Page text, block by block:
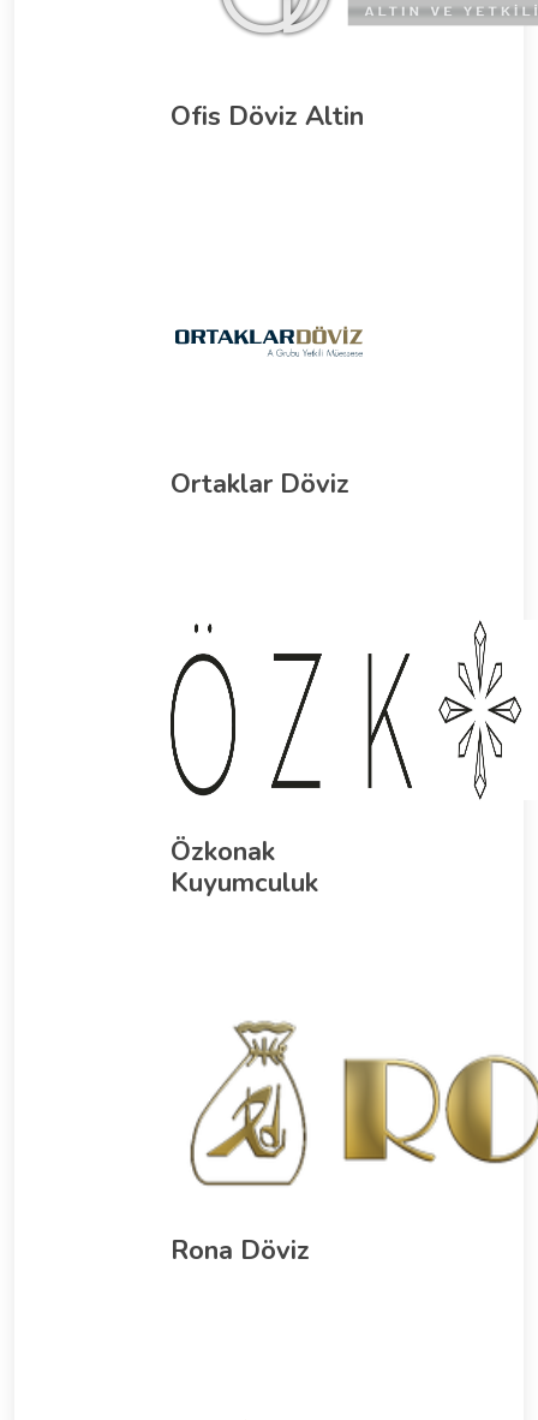
Ofis Döviz Altin
Ortaklar Döviz
Özkonak
Kuyumculuk
Rona Döviz